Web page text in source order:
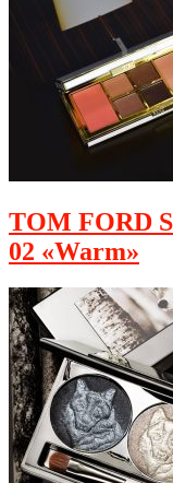
TOM FORD
02 «Warm»